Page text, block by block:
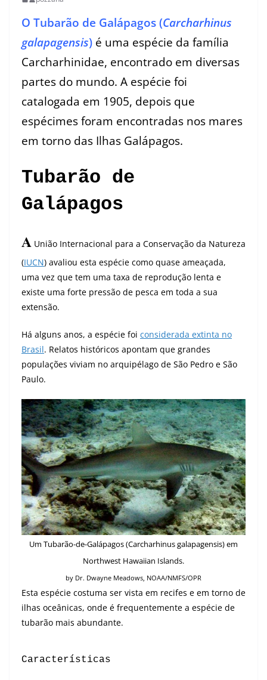
O Tubarão de Galápagos (Carcharhinus
galapagensis) é uma espécie da família
Carcharhinidae, encontrado em diversas
partes do mundo. A espécie foi
catalogada em 1905, depois que
espécimes foram encontradas nos mares
em torno das Ilhas Galápagos.
Tubarão de
Galápagos
A União Internacional para a Conservação da Natureza
(IUCN) avaliou esta espécie como quase ameaçada,
uma vez que tem uma taxa de reprodução lenta e
existe uma forte pressão de pesca em toda a sua
extensão.
Há alguns anos, a espécie foi considerada extinta no
Brasil. Relatos históricos apontam que grandes
populações viviam no arquipélago de São Pedro e São
Paulo.
Um Tubarão-de-Galápagos (Carcharhinus galapagensis) em
Northwest Hawaiian Islands.
by Dr. Dwayne Meadows, NOAA/NMFS/OPR
Esta espécie costuma ser vista em recifes e em torno de
ilhas oceânicas, onde é frequentemente a espécie de
tubarão mais abundante.
Características